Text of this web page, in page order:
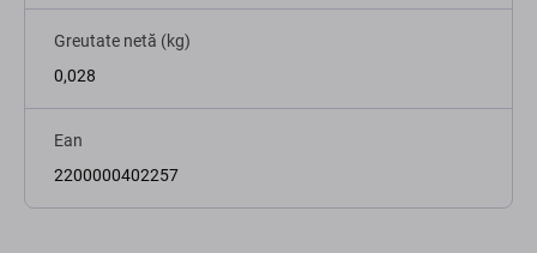
Greutate netă (kg)
0,028
Ean
2200000402257